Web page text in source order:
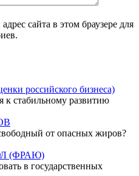
сайта в этом браузере для
российского бизнеса)
к стабильному развитию
от опасных жиров?
(ФРАЮ)
в государственных